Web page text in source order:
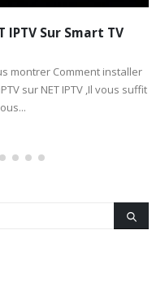
Sur Smart TV
montrer Comment installer
sur NET IPTV ,Il vous suffit